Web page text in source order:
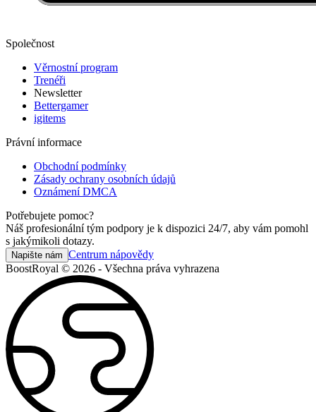
Společnost
Věrnostní program
Trenéři
Newsletter
Bettergamer
igitems
Právní informace
Obchodní podmínky
Zásady ochrany osobních údajů
Oznámení DMCA
Potřebujete pomoc?
Náš profesionální tým podpory je k dispozici 24/7, aby vám pomohl
s jakýmikoli dotazy.
Napište nám Centrum nápovědy
BoostRoyal © 2026 - Všechna práva vyhrazena